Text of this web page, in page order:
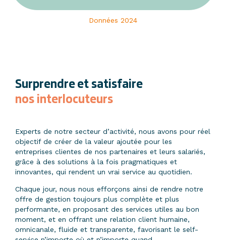
Données 2024
Surprendre et satisfaire
nos interlocuteurs
Experts de notre secteur d’activité, nous avons pour réel
objectif de créer de la valeur ajoutée pour les
entreprises clientes de nos partenaires et leurs salariés,
grâce à des solutions à la fois pragmatiques et
innovantes, qui rendent un vrai service au quotidien.
Chaque jour, nous nous efforçons ainsi de rendre notre
offre de gestion toujours plus complète et plus
performante, en proposant des services utiles au bon
moment, et en offrant une relation client humaine,
omnicanale, fluide et transparente, favorisant le self-